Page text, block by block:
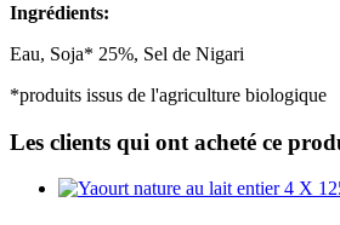
Ingrédients:
Eau, Soja* 25%, Sel de Nigari
*produits issus de l'agriculture biologique
Les clients qui ont acheté ce